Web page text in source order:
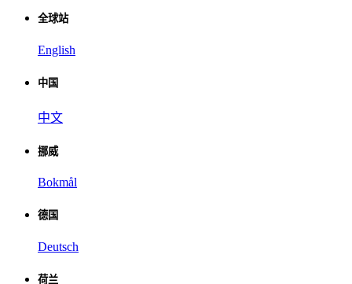
全球站
English
中国
中文
挪威
Bokmål
德国
Deutsch
荷兰